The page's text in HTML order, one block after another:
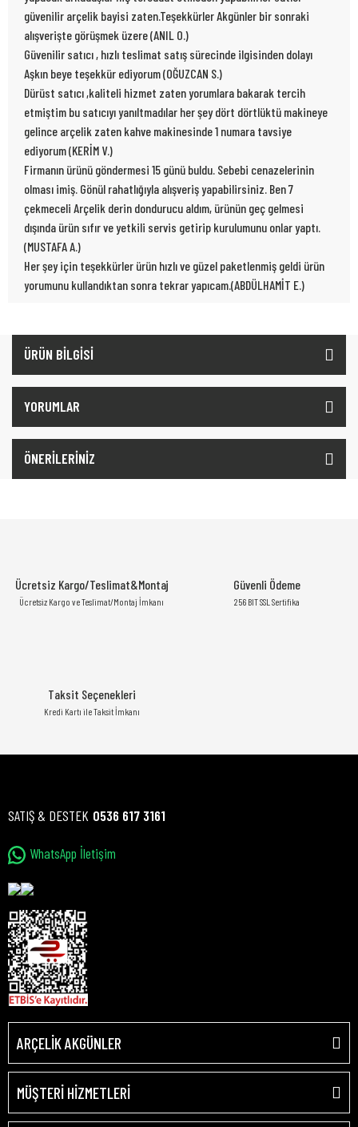
güvenilir arçelik bayisi zaten.Teşekkürler Akgünler bir sonraki
alışverişte görüşmek üzere (ANIL O.)
Güvenilir satıcı , hızlı teslimat satış sürecinde ilgisinden dolayı
Aşkın beye teşekkür ediyorum (OĞUZCAN S.)
Dürüst satıcı ,kaliteli hizmet zaten yorumlara bakarak tercih
etmiştim bu satıcıyı yanıltmadılar her şey dört dörtlüktü makineye
gelince arçelik zaten kahve makinesinde 1 numara tavsiye
ediyorum (KERİM V.)
Firmanın ürünü göndermesi 15 günü buldu. Sebebi cenazelerinin
olması imiş. Gönül rahatlığıyla alışveriş yapabilirsiniz. Ben 7
çekmeceli Arçelik derin dondurucu aldım, ürünün geç gelmesi
dışında ürün sıfır ve yetkili servis getirip kurulumunu onlar yaptı.
(MUSTAFA A.)
Her şey için teşekkürler ürün hızlı ve güzel paketlenmiş geldi ürün
yorumunu kullandıktan sonra tekrar yapıcam.(ABDÜLHAMİT E.)
ÜRÜN BİLGİSİ
YORUMLAR
ÖNERİLERİNİZ
Ücretsiz Kargo/Teslimat&Montaj
Ücretsiz Kargo ve Teslimat/Montaj İmkanı
Güvenli Ödeme
256 BIT SSL Sertifika
Taksit Seçenekleri
Kredi Kartı ile Taksit İmkanı
SATIŞ & DESTEK 0536 617 3161
WhatsApp İletişim
ARÇELİK AKGÜNLER
MÜŞTERİ HİZMETLERİ